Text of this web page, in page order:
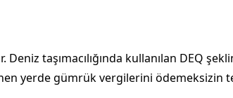
Deniz taşımacılığında kullanılan DEQ
yerde gümrük vergilerini